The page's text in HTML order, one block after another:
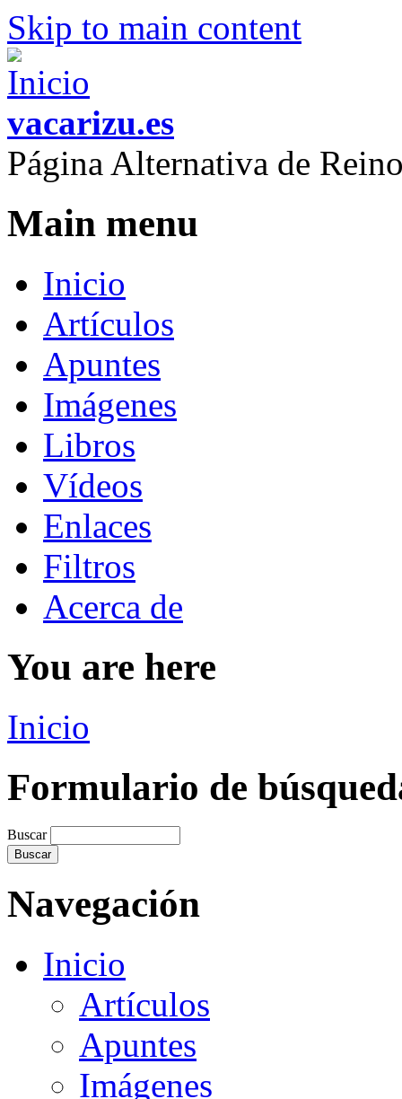
Skip to main content
vacarizu.es
Página Alternativa de
Main menu
Inicio
Artículos
Apuntes
Imágenes
Libros
Vídeos
Enlaces
Filtros
Acerca de
You are here
Inicio
Formulario de
Buscar
Navegación
Inicio
Artículos
Apuntes
Imágenes